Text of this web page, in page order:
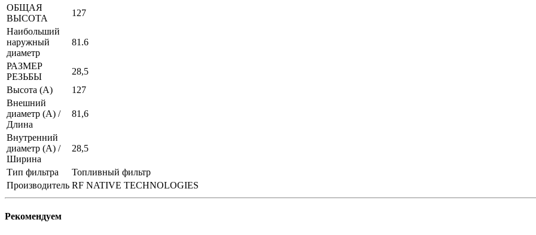
ОБЩАЯ
ВЫСОТА
127
Наибольший
наружный
диаметр
81.6
РАЗМЕР
РЕЗЬБЫ
28,5
Высота (А)
127
Внешний
диаметр (А) /
Длина
81,6
Внутренний
диаметр (А) /
Ширина
28,5
Тип фильтра
Топливный фильтр
Производитель RF NATIVE TECHNOLOGIES
Рекомендуем